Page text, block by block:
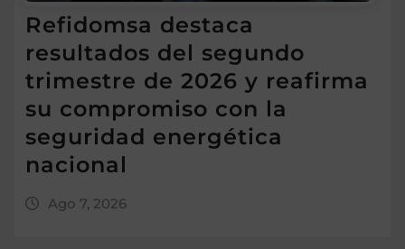
Refidomsa destaca
resultados del segundo
trimestre de 2026 y reafirma
su compromiso con la
seguridad energética
nacional
Ago 7, 2026